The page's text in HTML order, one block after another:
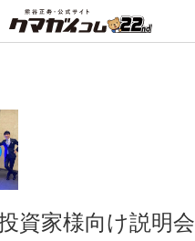
投資家様向け説明会